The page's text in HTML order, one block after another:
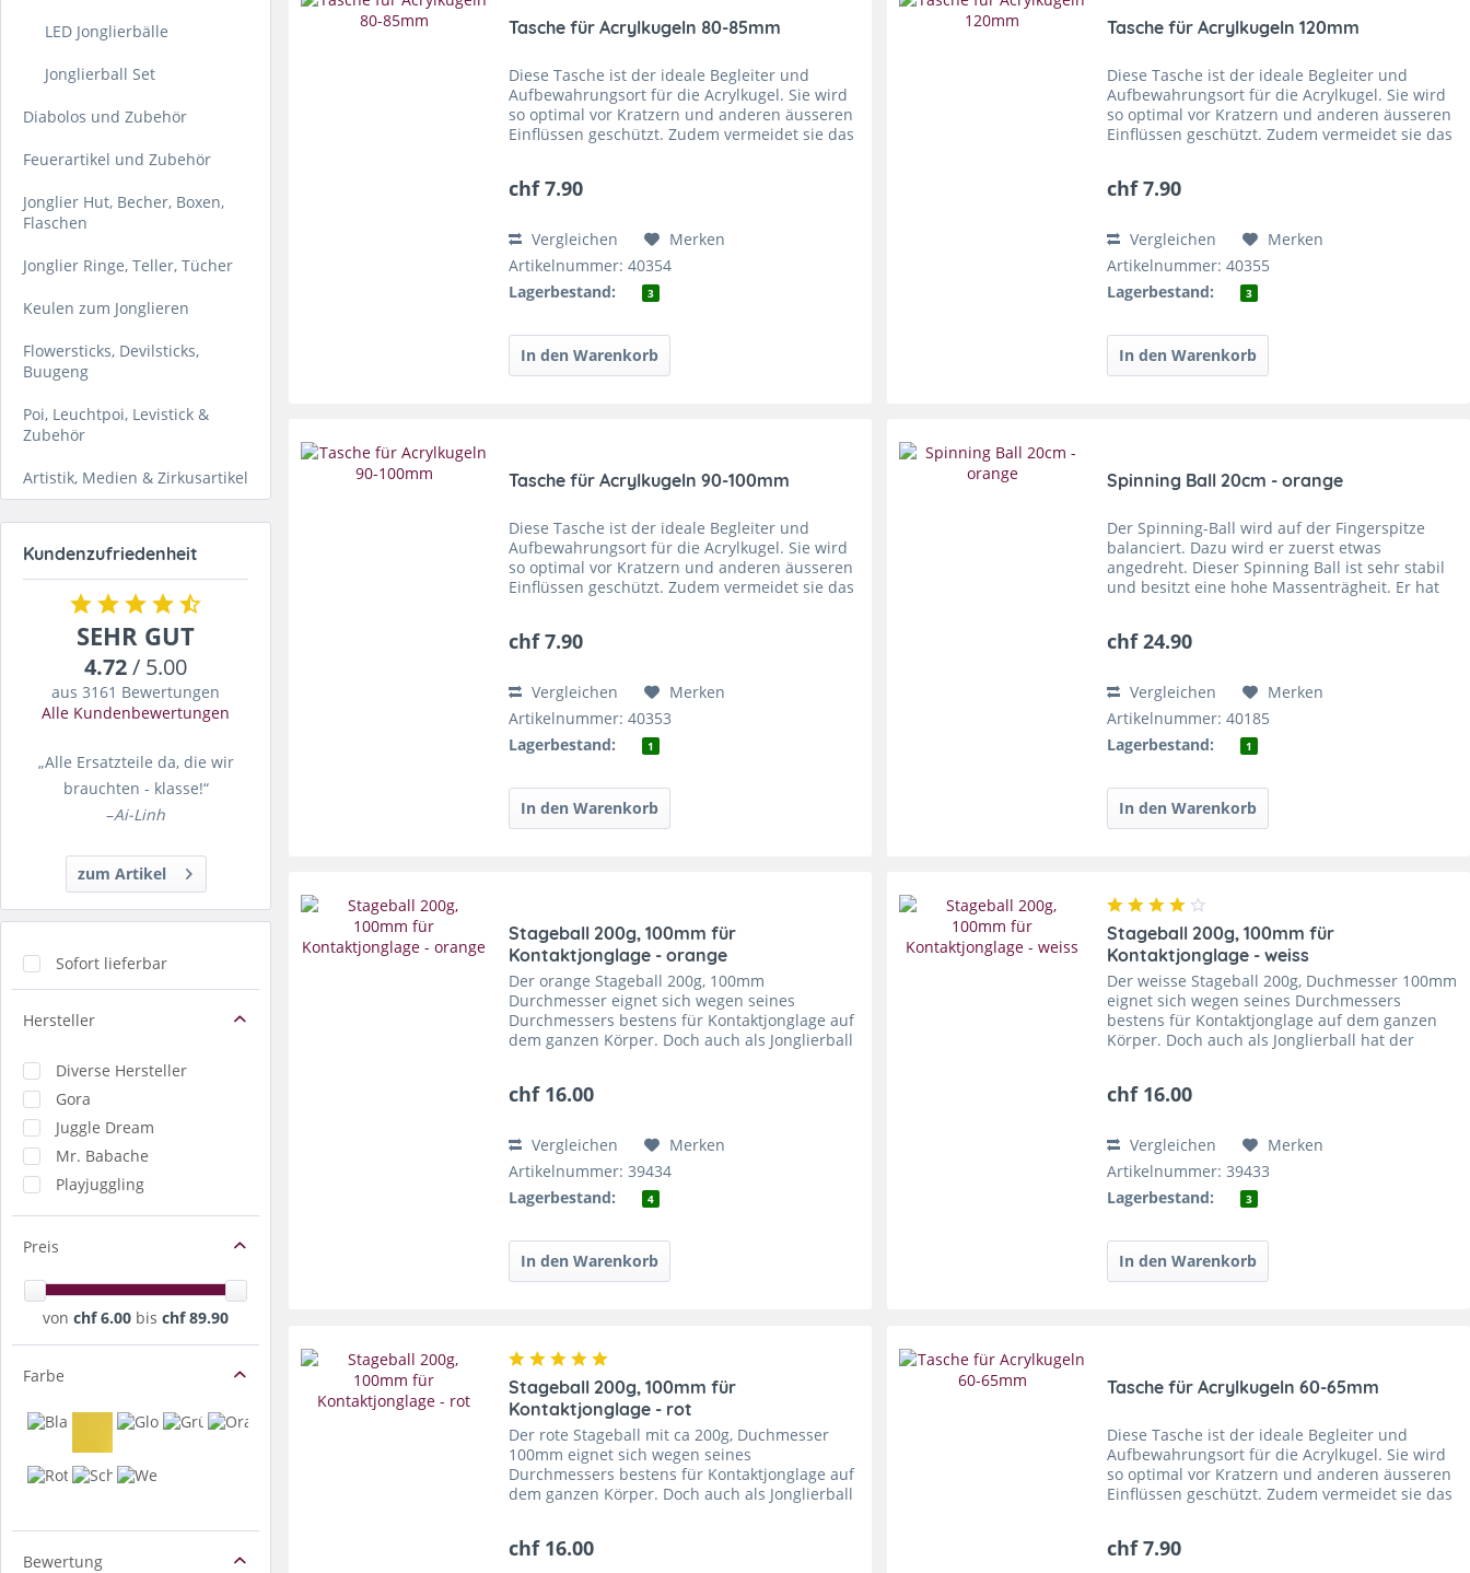
LED Jonglierbälle
Jonglierball Set
Diabolos und Zubehör
Feuerartikel und Zubehör
Jonglier Hut, Becher, Boxen,
Flaschen
Jonglier Ringe, Teller, Tücher
Keulen zum Jonglieren
Flowersticks, Devilsticks,
Buugeng
Poi, Leuchtpoi, Levistick &
Zubehör
Artistik, Medien & Zirkusartikel
Kundenzufriedenheit
SEHR GUT
4.72/ 5.00
aus 3161 Bewertungen
Alle Kundenbewertungen
„Alle Ersatzteile da, die wir
brauchten - klasse!“
–Ai-Linh
zum Artikel
Sofort lieferbar
Hersteller
Diverse Hersteller
Gora
Juggle Dream
Mr. Babache
Playjuggling
Preis
von chf 6.00 bis chf 89.90
Farbe
Bewertung
Tasche für Acrylkugeln 80-85mm
Diese Tasche ist der ideale Begleiter und
Aufbewahrungsort für die Acrylkugel. Sie wird
so optimal vor Kratzern und anderen äusseren
Einflüssen geschützt. Zudem vermeidet sie das
chf 7.90
Vergleichen
Merken
Artikelnummer: 40354
Lagerbestand:
3
Tasche für Acrylkugeln 120mm
Diese Tasche ist der ideale Begleiter und
Aufbewahrungsort für die Acrylkugel. Sie wird
so optimal vor Kratzern und anderen äusseren
Einflüssen geschützt. Zudem vermeidet sie das
chf 7.90
Vergleichen
Merken
Artikelnummer: 40355
Lagerbestand:
3
Tasche für Acrylkugeln 90-100mm
Diese Tasche ist der ideale Begleiter und
Aufbewahrungsort für die Acrylkugel. Sie wird
so optimal vor Kratzern und anderen äusseren
Einflüssen geschützt. Zudem vermeidet sie das
chf 7.90
Vergleichen
Merken
Artikelnummer: 40353
Lagerbestand:
1
Spinning Ball 20cm - orange
Der Spinning-Ball wird auf der Fingerspitze
balanciert. Dazu wird er zuerst etwas
angedreht. Dieser Spinning Ball ist sehr stabil
und besitzt eine hohe Massenträgheit. Er hat
chf 24.90
Vergleichen
Merken
Artikelnummer: 40185
Lagerbestand:
1
Stageball 200g, 100mm für
Kontaktjonglage - orange
Der orange Stageball 200g, 100mm
Durchmesser eignet sich wegen seines
Durchmessers bestens für Kontaktjonglage auf
dem ganzen Körper. Doch auch als Jonglierball
chf 16.00
Vergleichen
Merken
Artikelnummer: 39434
Lagerbestand:
4
Stageball 200g, 100mm für
Kontaktjonglage - weiss
Der weisse Stageball 200g, Duchmesser 100mm
eignet sich wegen seines Durchmessers
bestens für Kontaktjonglage auf dem ganzen
Körper. Doch auch als Jonglierball hat der
chf 16.00
Vergleichen
Merken
Artikelnummer: 39433
Lagerbestand:
3
Stageball 200g, 100mm für
Kontaktjonglage - rot
Der rote Stageball mit ca 200g, Duchmesser
100mm eignet sich wegen seines
Durchmessers bestens für Kontaktjonglage auf
dem ganzen Körper. Doch auch als Jonglierball
chf 16.00
Tasche für Acrylkugeln 60-65mm
Diese Tasche ist der ideale Begleiter und
Aufbewahrungsort für die Acrylkugel. Sie wird
so optimal vor Kratzern und anderen äusseren
Einflüssen geschützt. Zudem vermeidet sie das
chf 7.90